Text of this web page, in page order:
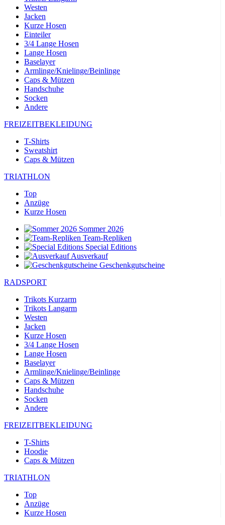
Westen
Jacken
Kurze Hosen
Einteiler
3/4 Lange Hosen
Lange Hosen
Baselayer
Armlinge/Knielinge/Beinlinge
Caps & Mützen
Handschuhe
Socken
Andere
FREIZEITBEKLEIDUNG
T-Shirts
Sweatshirt
Caps & Mützen
TRIATHLON
Top
Anzüge
Kurze Hosen
Sommer 2026
Team-Repliken
Special Editions
Ausverkauf
Geschenkgutscheine
RADSPORT
Trikots Kurzarm
Trikots Langarm
Westen
Jacken
Kurze Hosen
3/4 Lange Hosen
Lange Hosen
Baselayer
Armlinge/Knielinge/Beinlinge
Caps & Mützen
Handschuhe
Socken
Andere
FREIZEITBEKLEIDUNG
T-Shirts
Hoodie
Caps & Mützen
TRIATHLON
Top
Anzüge
Kurze Hosen